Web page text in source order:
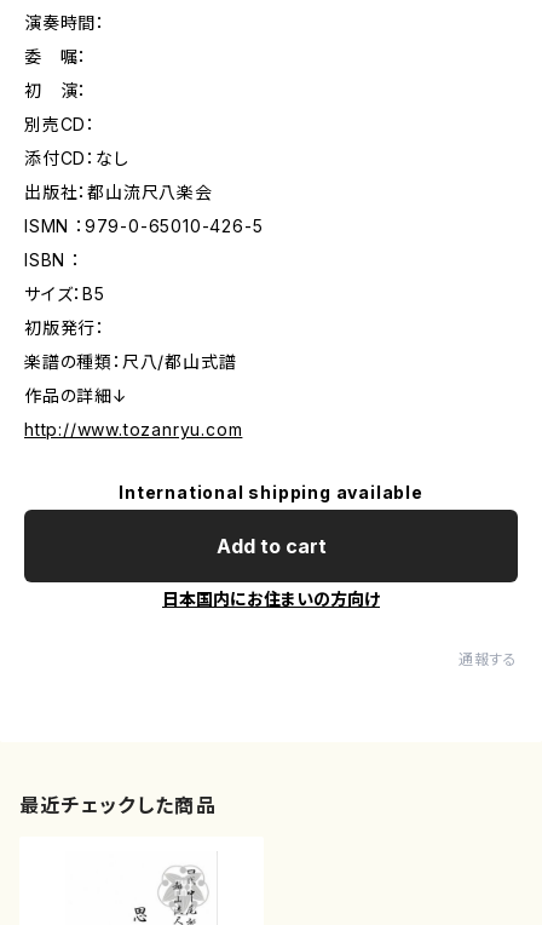
演奏時間：
委 嘱：
初 演：
別売CD：
添付CD：なし
出版社：都山流尺八楽会
ISMN ：979-0-65010-426-5
ISBN ：
サイズ：B5
初版発行：
楽譜の種類：尺八/都山式譜
作品の詳細↓
http://www.tozanryu.com
International shipping available
Add to cart
日本国内にお住まいの方向け
通報する
最近チェックした商品